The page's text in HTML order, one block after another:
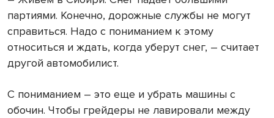
партиями. Конечно, дорожные службы не могут
справиться. Надо с пониманием к этому
относиться и ждать, когда уберут снег, – считает
другой автомобилист.
С пониманием – это еще и убрать машины с
обочин. Чтобы грейдеры не лавировали между